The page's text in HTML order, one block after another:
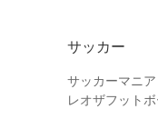
サッカー
サッカーマニア
レオザフット